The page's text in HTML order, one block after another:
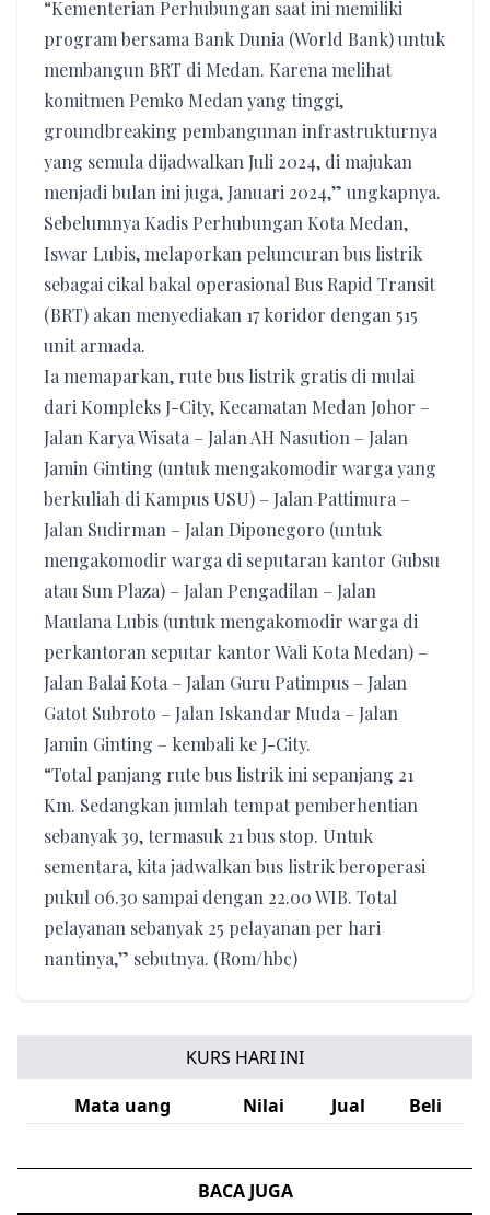
“Kementerian Perhubungan saat ini memiliki
program bersama Bank Dunia (World Bank) untuk
membangun BRT di Medan. Karena melihat
komitmen Pemko Medan yang tinggi,
groundbreaking pembangunan infrastrukturnya
yang semula dijadwalkan Juli 2024, di majukan
menjadi bulan ini juga, Januari 2024,” ungkapnya.
Sebelumnya Kadis Perhubungan Kota Medan,
Iswar Lubis, melaporkan peluncuran bus listrik
sebagai cikal bakal operasional Bus Rapid Transit
(BRT) akan menyediakan 17 koridor dengan 515
unit armada.
Ia memaparkan, rute bus listrik gratis di mulai
dari Kompleks J-City, Kecamatan Medan Johor –
Jalan Karya Wisata – Jalan AH Nasution – Jalan
Jamin Ginting (untuk mengakomodir warga yang
berkuliah di Kampus USU) – Jalan Pattimura –
Jalan Sudirman – Jalan Diponegoro (untuk
mengakomodir warga di seputaran kantor Gubsu
atau Sun Plaza) – Jalan Pengadilan – Jalan
Maulana Lubis (untuk mengakomodir warga di
perkantoran seputar kantor Wali Kota Medan) –
Jalan Balai Kota – Jalan Guru Patimpus – Jalan
Gatot Subroto – Jalan Iskandar Muda – Jalan
Jamin Ginting – kembali ke J-City.
“Total panjang rute bus listrik ini sepanjang 21
Km. Sedangkan jumlah tempat pemberhentian
sebanyak 39, termasuk 21 bus stop. Untuk
sementara, kita jadwalkan bus listrik beroperasi
pukul 06.30 sampai dengan 22.00 WIB. Total
pelayanan sebanyak 25 pelayanan per hari
nantinya,” sebutnya. (Rom/hbc)
KURS HARI INI
Mata uang
Nilai Jual Beli
BACA JUGA